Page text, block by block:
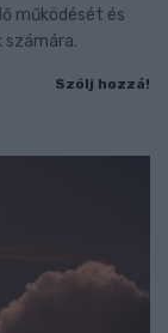
működését és
számára.
Szólj hozzá!